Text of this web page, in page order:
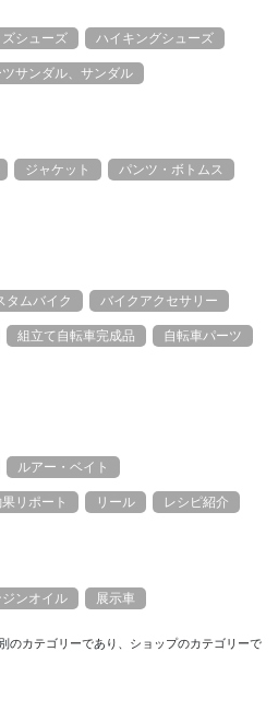
ズシューズ ハイキングシューズ
ツサンダル、サンダル
ジャケット パンツ・ボトムス
タムバイク バイクアクセサリー
組立て自転車完成品 自転車パーツ
ルアー・ベイト
リポート リール レシピ紹介
ジンオイル 展示車
のカテゴリーであり、ショップのカテゴリーで